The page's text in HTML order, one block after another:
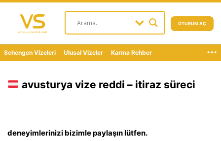
OTURUM AÇ
Schengen Vizeleri Ulusal Vizeler Karma Rehber ...
avusturya vize reddi – itiraz süreci
deneyimlerinizi bizimle paylaşın lütfen.